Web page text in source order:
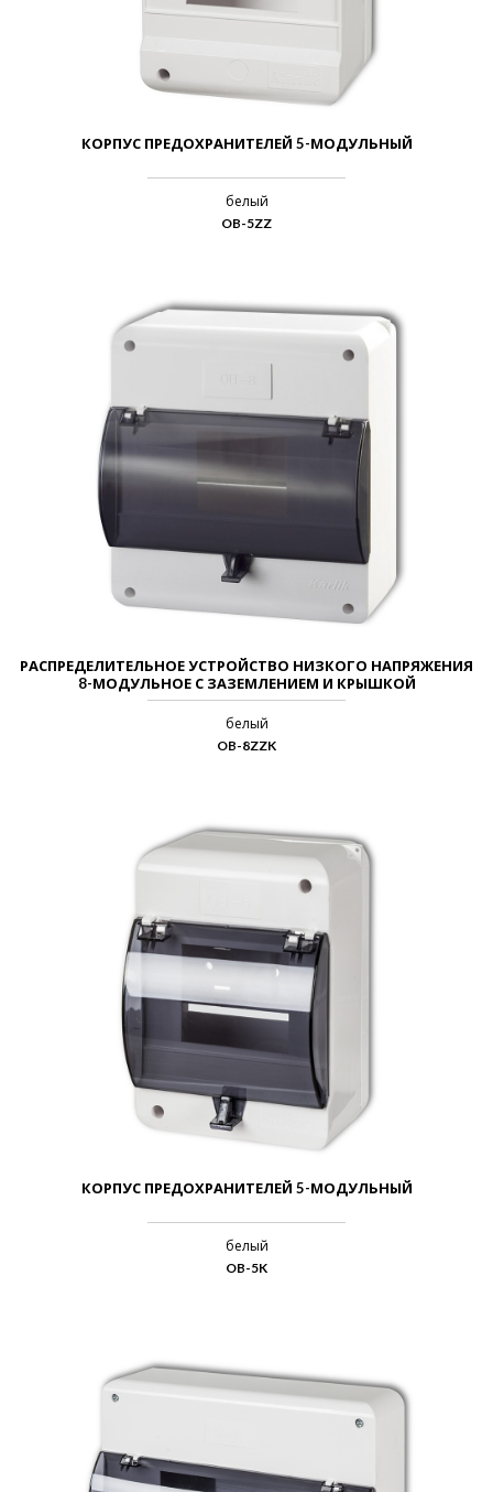
КОРПУС ПРЕДОХРАНИТЕЛЕЙ 5-МОДУЛЬНЫЙ
белый
OB-5ZZ
РАСПРЕДЕЛИТЕЛЬНОЕ УСТРОЙСТВО НИЗКОГО НАПРЯЖЕНИЯ
8-МОДУЛЬНОЕ С ЗАЗЕМЛЕНИЕМ И КРЫШКОЙ
белый
OB-8ZZK
КОРПУС ПРЕДОХРАНИТЕЛЕЙ 5-МОДУЛЬНЫЙ
белый
OB-5K